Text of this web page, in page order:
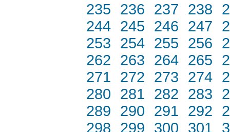
235
236 237 238
244 245 246 247
253
254 255 256
262
263 264 265
271
272 273 274
280
281 282 283
289
290 291 292
298
299 300 301